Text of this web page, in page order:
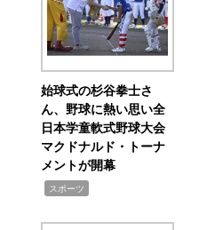
始球式の杉谷拳士さ
ん、野球に熱い思い全
日本学童軟式野球大会
マクドナルド・トーナ
メントが開幕
スポーツ